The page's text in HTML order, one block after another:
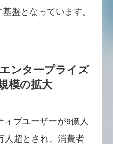
盤となっています。
ンタープライズ
模の拡大
ィブユーザーが9億人
人超とされ、消費者